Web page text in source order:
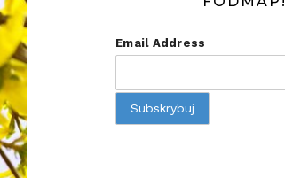
Email Address